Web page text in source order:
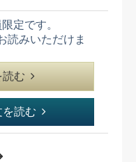
定です。
読みいただけま
読む
を読む